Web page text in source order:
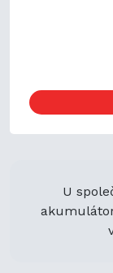
U